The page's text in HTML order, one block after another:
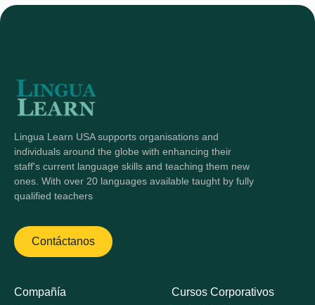
Lingua Learn USA supports organisations and
individuals around the globe with enhancing their
staff's current language skills and teaching them new
ones. With over 20 languages available taught by fully
qualified teachers
Contáctanos
Compañía Cursos Corporativos